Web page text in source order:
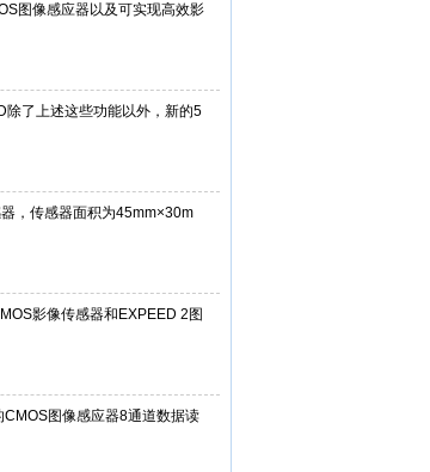
图像感应器以及可实现高效影
除了上述这些功能以外，新的5
，传感器面积为45mm×30m
影像传感器和EXPEED 2图
图像感应器8通道数据读